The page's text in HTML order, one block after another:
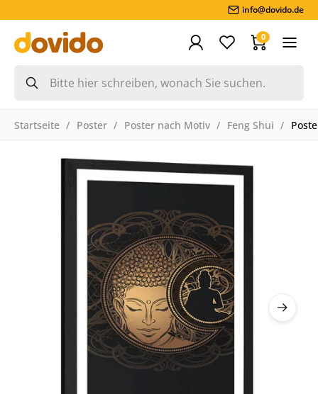
info@dovido.de
0
Startseite Poster Poster nach Motiv Feng Shui